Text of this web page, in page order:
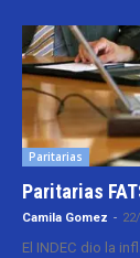
Paritarias
Paritarias
Camila Gomez -
El INDEC dio la